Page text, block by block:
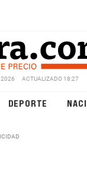
2026 ACTUALIZADO 18:27
DEPORTE